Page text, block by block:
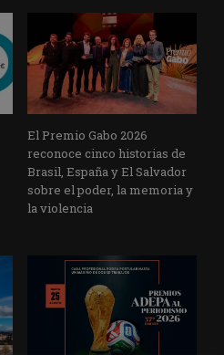
El Premio Gabo 2026
reconoce cinco historias de
Brasil, España y El Salvador
sobre el poder, la memoria y
la violencia